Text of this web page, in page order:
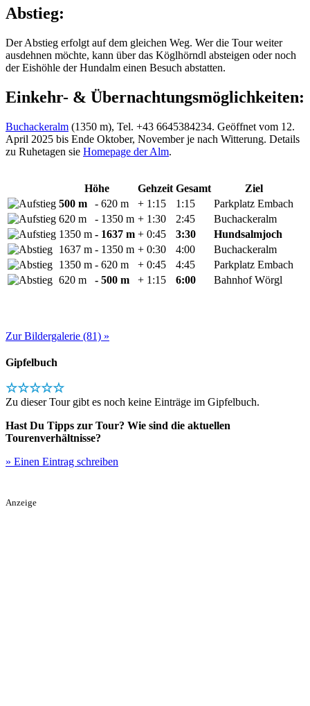
Abstieg:
Der Abstieg erfolgt auf dem gleichen Weg. Wer die Tour weiter
ausdehnen möchte, kann über das Köglhörndl absteigen oder noch
der Eishöhle der Hundalm einen Besuch abstatten.
Einkehr- & Übernachtungsmöglichkeiten:
Buchackeralm (1350 m), Tel. +43 6645384234. Geöffnet vom 12.
April 2025 bis Ende Oktober, November je nach Witterung. Details
zu Ruhetagen sie Homepage der Alm.
Höhe Gehzeit Gesamt
Ziel
500 m
- 620 m + 1:15 1:15
Parkplatz Embach
620 m
- 1350 m + 1:30 2:45
Buchackeralm
1350 m - 1637 m + 0:45 3:30
Hundsalmjoch
1637 m - 1350 m + 0:30 4:00
Buchackeralm
1350 m - 620 m + 0:45 4:45
Parkplatz Embach
620 m
- 500 m + 1:15 6:00 Bahnhof Wörgl
Zur Bildergalerie (81) »
Gipfelbuch
☆☆☆☆☆
Zu dieser Tour gibt es noch keine Einträge im Gipfelbuch.
Hast Du Tipps zur Tour? Wie sind die aktuellen
Tourenverhältnisse?
» Einen Eintrag schreiben
Anzeige